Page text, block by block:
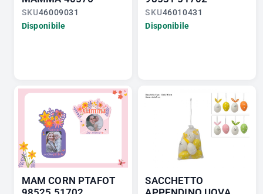
SKU46009031
Disponibile
SKU46010431
Disponibile
MAM CORN PTAFOT
SACCHETTO